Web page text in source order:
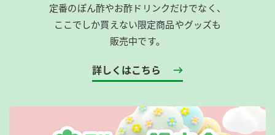
定番のぽん酢やお酢ドリンクだけでなく、
ここでしか買えない限定商品やグッズも
販売中です。
詳しくはこちら